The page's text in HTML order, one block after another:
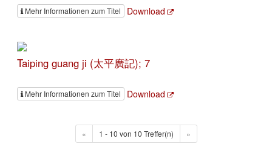
Mehr Informationen zum Titel Download
Taiping guang ji (太平廣記); 7
Mehr Informationen zum Titel Download
« 1 - 10 von 10 Treffer(n) »